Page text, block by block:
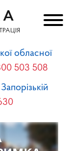
обласної
503 508